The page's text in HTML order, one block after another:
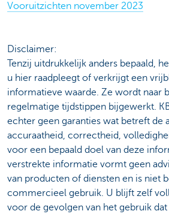
Vooruitzichten november 2023
Disclaimer:
Tenzij uitdrukkelijk anders bepaald,
u hier raadpleegt of verkrijgt een
informatieve waarde. Ze wordt naar
regelmatige tijdstippen bijgewerkt.
echter geen garanties wat betreft de
accuraatheid, correctheid,
voor een bepaald doel van deze
verstrekte informatie vormt geen
van producten of diensten en is niet
commercieel gebruik. U blijft zelf
voor de gevolgen van het gebruik dat